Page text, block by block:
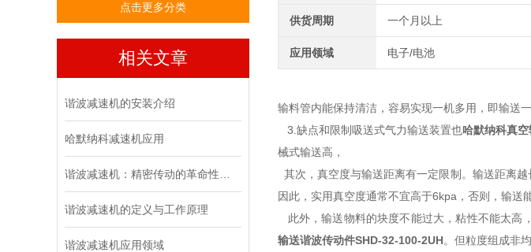
点击更多分类
相关文章
谐波减速机的安装介绍
哈默纳科减速机应用
谐波减速机的定义与工作原理
谐波减速机应用领域
供货周期 一个月以上
应用领域 电子/电池
输料管内能保持清洁，容易实现一机多用，即输送
3.缺点和限制吸送式气力输送装置也哈默纳科真
械式输送高，
其次，真空度与输送距离有一定限制。输送距离
因此，实用真空度通常不宜高于6kpa，否则，输送
此外，输送物料的块度不能过大，粘性不能太高
输送谐波传动件SHD-32-100-2UH。但粒度组成非